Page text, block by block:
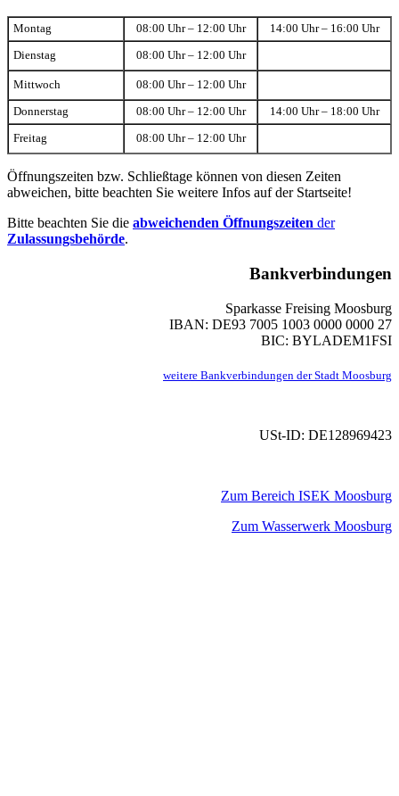
Montag 08:00 Uhr – 12:00 Uhr 14:00 Uhr – 16:00 Uhr
Dienstag 08:00 Uhr – 12:00 Uhr
Mittwoch 08:00 Uhr – 12:00 Uhr
Donnerstag 08:00 Uhr – 12:00 Uhr 14:00 Uhr – 18:00 Uhr
Freitag 08:00 Uhr – 12:00 Uhr
Öffnungszeiten bzw. Schließtage können von diesen Zeiten
abweichen, bitte beachten Sie weitere Infos auf der Startseite!
Bitte beachten Sie die abweichenden Öffnungszeiten der
Zulassungsbehörde.
Bankverbindungen
Sparkasse Freising Moosburg
IBAN: DE93 7005 1003 0000 0000 27
BIC: BYLADEM1FSI
weitere Bankverbindungen der Stadt Moosburg
USt-ID: DE128969423
Zum Bereich ISEK Moosburg
Zum Wasserwerk Moosburg